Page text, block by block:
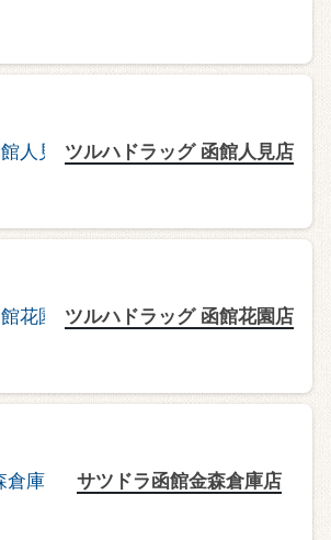
ツルハドラッグ 函館人見店
ツルハドラッグ 函館花園店
サツドラ函館金森倉庫店